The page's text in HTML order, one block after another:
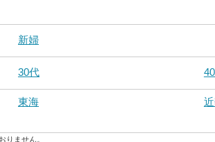
新婦
30代
東海
りません。